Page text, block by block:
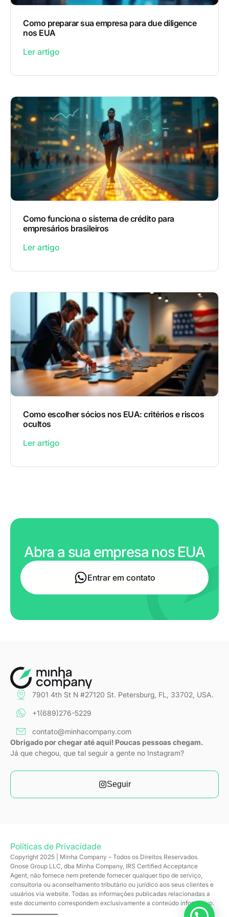
Como preparar sua empresa para due diligence
nos EUA
Ler artigo
Como funciona o sistema de crédito para
empresários brasileiros
Ler artigo
Como escolher sócios nos EUA: critérios e riscos
ocultos
Ler artigo
Abra a sua empresa nos EUA
Entrar em contato
7901 4th St N #27120 St. Petersburg, FL, 33702, USA.
+1(689)276-5229
contato@minhacompany.com
Obrigado por chegar até aqui! Poucas pessoas chegam.
Já que chegou, que tal seguir a gente no Instagram?
Seguir
Políticas de Privacidade
Copyright 2025 | Minha Company – Todos os Direitos Reservados.
Gnose Group LLC, dba Minha Company, IRS Certified Acceptance
Agent, não fornece nem pretende fornecer qualquer tipo de serviço,
consultoria ou aconselhamento tributário ou jurídico aos seus clientes e
usuários via website. Todas as informações publicadas relacionadas a
este documento correspondem exclusivamente a conteúdo informativo.